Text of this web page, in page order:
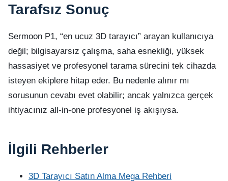
Tarafsız Sonuç
Sermoon P1, “en ucuz 3D tarayıcı” arayan kullanıcıya
değil; bilgisayarsız çalışma, saha esnekliği, yüksek
hassasiyet ve profesyonel tarama sürecini tek cihazda
isteyen ekiplere hitap eder. Bu nedenle alınır mı
sorusunun cevabı evet olabilir; ancak yalnızca gerçek
ihtiyacınız all-in-one profesyonel iş akışıysa.
İlgili Rehberler
3D Tarayıcı Satın Alma Mega Rehberi